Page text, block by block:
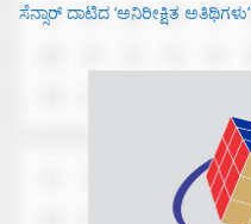
ಸೆನ್ಸಾರ್ ದಾಟಿದ ‘ಅನಿರೀಕ್ಷಿತ